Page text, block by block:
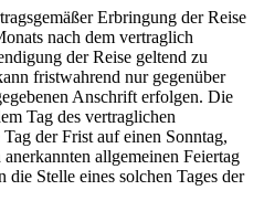
Erbringung der Reise
nach dem vertraglich
der Reise geltend zu
fristwahrend nur gegenüber
Anschrift erfolgen. Die
Tag des vertraglichen
der Frist auf einen Sonntag,
allgemeinen Feiertag
die Stelle eines solchen Tages der